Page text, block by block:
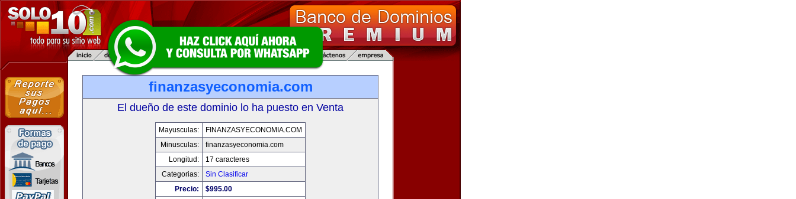
finanzasyeconomia.com
El dueño de este dominio lo ha puesto en Venta
Mayusculas:
FINANZASYECONOMIA.COM
Minusculas:
finanzasyeconomia.com
Longitud:
17 caracteres
Categorias:
Sin Clasificar
Precio:
$995.00